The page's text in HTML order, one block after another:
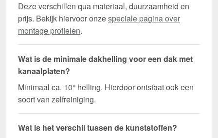
Deze verschillen qua materiaal, duurzaamheid en
prijs. Bekijk hiervoor onzespeciale pagina over
montage profielen.
Wat is de minimale dakhelling voor een dak met
kanaalplaten?
Minimaal ca. 10° helling. Hierdoor ontstaat ook een
soort van zelfreiniging.
Wat is het verschil tussen de kunststoffen?